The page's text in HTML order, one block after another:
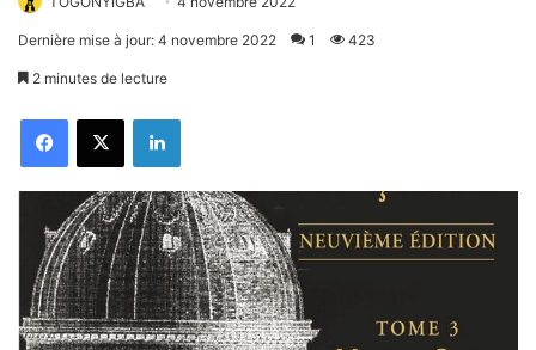
Dernière mise à jour: 4 novembre 2022 1 423
2 minutes de lecture
FacebookX Linkedin